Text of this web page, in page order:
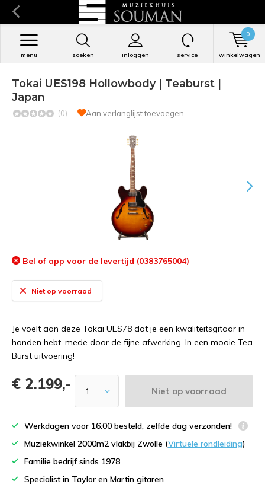
zoeken inloggen
menu service winkelwagen
0
Tokai UES198 Hollowbody | Teaburst |
Japan
(0) Aan verlanglijst toevoegen
Bel of app voor de levertijd (0383765004)
Niet op voorraad
Je voelt aan deze Tokai UES78 dat je een kwaliteitsgitaar in
handen hebt, mede door de fijne afwerking. In een mooie Tea
Burst uitvoering!
€ 2.199,- Niet op voorraad
Werkdagen voor 16:00 besteld, zelfde dag verzonden!
Muziekwinkel 2000m2 vlakbij Zwolle (Virtuele rondleiding)
Familie bedrijf sinds 1978
Specialist in Taylor en Martin gitaren